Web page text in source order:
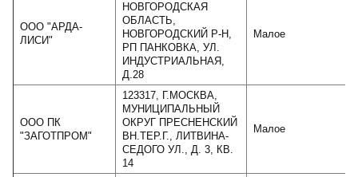
ООО "АРДА-
ЛИСИ"
НОВГОРОДСКАЯ
ОБЛАСТЬ,
НОВГОРОДСКИЙ Р-Н,
РП ПАНКОВКА, УЛ.
ИНДУСТРИАЛЬНАЯ,
Д.28
Малое
ООО ПК
"ЗАГОТПРОМ"
123317, Г.МОСКВА,
МУНИЦИПАЛЬНЫЙ
ОКРУГ ПРЕСНЕНСКИЙ
ВН.ТЕР.Г., ЛИТВИНА-
СЕДОГО УЛ., Д. 3, КВ.
14
Малое